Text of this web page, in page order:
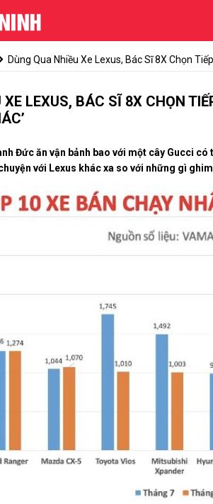
Dùng Qua Nhiều Xe Lexus, Bác Sĩ 8X Chọn
XE LEXUS, BÁC SĨ 8X CHỌN
Đức ăn vận bảnh bao với một cây Gucci
với Lexus khác xa so với những gì